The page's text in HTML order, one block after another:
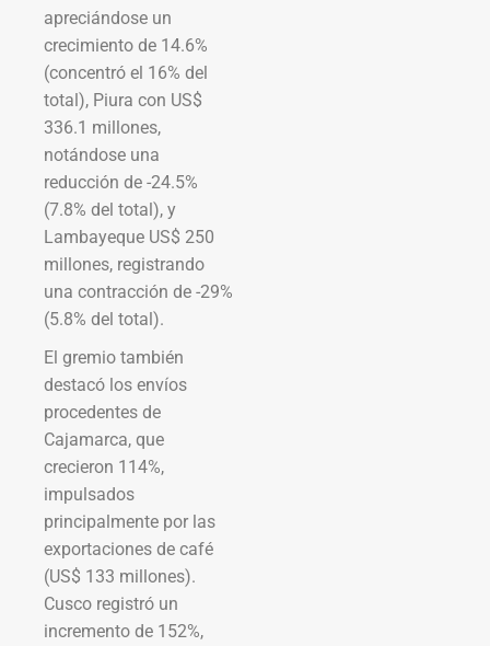
apreciándose un
crecimiento de 14.6%
(concentró el 16% del
total), Piura con US$
336.1 millones,
notándose una
reducción de -24.5%
(7.8% del total), y
Lambayeque US$ 250
millones, registrando
una contracción de -29%
(5.8% del total).
El gremio también
destacó los envíos
procedentes de
Cajamarca, que
crecieron 114%,
impulsados
principalmente por las
exportaciones de café
(US$ 133 millones).
Cusco registró un
incremento de 152%,